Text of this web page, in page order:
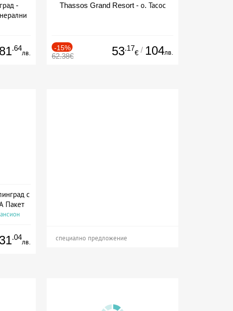
-
.64
лв.
Thassos Grand Resort - о. Тасос
-15%
62.38€ 53.17
€ / 104лв.
с
Пакет
.04
лв. специално предложение